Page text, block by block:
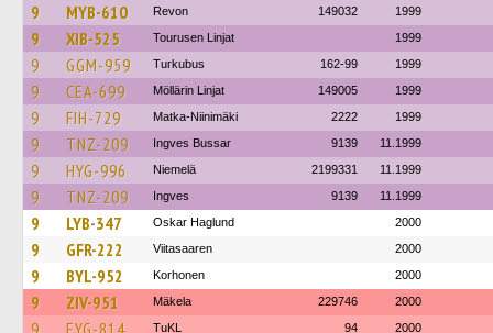
9 MYB-610 Revon 149032 1999
9 XIB-525 Tourusen Linjat 1999
9 GGM-959 Turkubus 162-99 1999
9 CEA-699 Möllärin Linjat 149005 1999
9 FIH-729 Matka-Niinimäki 2222 1999
9 TNZ-209 Ingves Bussar 9139 11.1999
9 HYG-996 Niemelä 2199331 11.1999
9 TNZ-209 Ingves 9139 11.1999
9 LYB-347 Oskar Haglund 2000
9 GFR-222 Viitasaaren 2000
9 BYL-952 Korhonen 2000
9 ZIV-951 Mäkela 229746 2000
9 EYG-814 TuKL 94 2000